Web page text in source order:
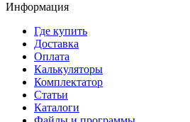
Информация
Где купить
Доставка
Оплата
Калькуляторы
Комплектатор
Статьи
Каталоги